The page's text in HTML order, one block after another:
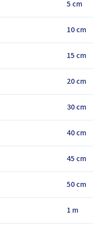
5 cm
10 cm
15 cm
20 cm
30 cm
40 cm
45 cm
50 cm
1 m